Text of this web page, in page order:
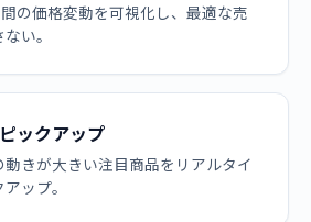
の価格変動を可視化し、最適な売
い。
ックアップ
動きが大きい注目商品をリアルタイ
ップ。